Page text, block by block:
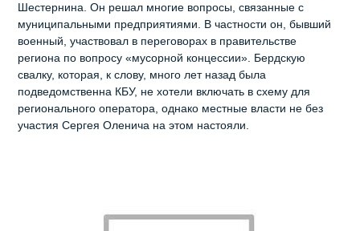
Шестернина. Он решал многие вопросы, связанные с
муниципальными предприятиями. В частности он, бывший
военный, участвовал в переговорах в правительстве
региона по вопросу «мусорной концессии». Бердскую
свалку, которая, к слову, много лет назад была
подведомственна КБУ, не хотели включать в схему для
регионального оператора, однако местные власти не без
участия Сергея Оленича на этом настояли.